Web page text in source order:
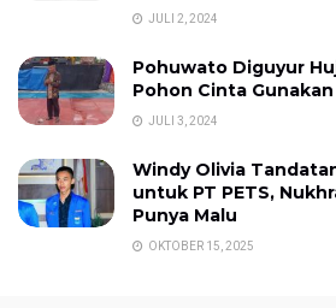
JULI 2, 2024
Pohuwato Diguyur
Pohon Cinta
JULI 3, 2024
Windy Olivia
untuk PT PETS,
Punya Malu
OKTOBER 15, 2025